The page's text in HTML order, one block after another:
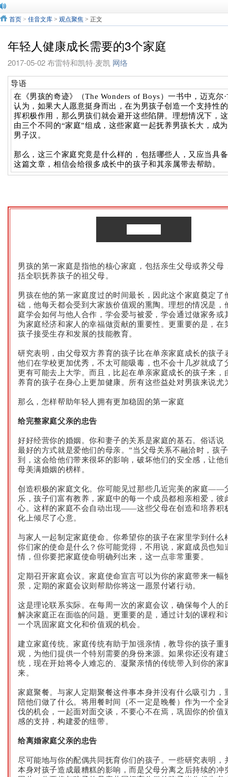
首页 > 佳音文库 > 观点聚焦 > 正文
年轻人健康成长需要的3个家庭
2017-05-02布雷特和凯特·麦凯 网络
导语
在《男孩的奇迹》（The Wonders of Boys）一书中，迈克尔
认为，如果大人愿意挺身而出，在为男孩子创造一个支持性
挥积极作用，那么男孩们就会避开这些陷阱。理想情况下，
由三个不同的“家庭”组成，这些家庭一起抚养男孩长大，成
男子汉。
那么，这三个家庭究竟是什么样的，包括哪些人，又应当具
这篇文章，相信会给很多成长中的孩子和其亲属带去帮助。
男孩的第一家庭是指他的核心家庭，包括亲生父母或养父母
括全职抚养孩子的祖父母。
男孩在他的第一家庭度过的时间最长，因此这个家庭奠定了
础，他每天都会受到大家族价值观的熏陶。理想的情况是，
庭学会如何与他人合作，学会爱与被爱，学会通过做家务或
为家庭经济和家人的幸福做贡献的重要性。更重要的是，在
孩子接受生存和发展的技能教育。
研究表明，由父母双方养育的孩子比在单亲家庭成长的孩子
他们在学校更加优秀，不太可能吸毒，也不会十几岁就成了
更有可能去上大学。而且，比起在单亲家庭成长的孩子来，
养育的孩子在身心上更加健康。所有这些益处对男孩来说尤
那么，怎样帮助年轻人拥有更加稳固的第一家庭
给完整家庭父亲的忠告
好好经营你的婚姻。你和妻子的关系是家庭的基石。俗话说
最好的方式就是爱他们的母亲。”当父母关系不融洽时，孩
到，这会给他们带来很坏的影响，破坏他们的安全感，让他
母美满婚姻的榜样。
创造积极的家庭文化。你可能见过那些几近完美的家庭——
乐，孩子们富有教养，家庭中的每一个成员都相亲相爱，彼
心。这样的家庭不会自动出现——这些父母在创造和培养积
化上倾尽了心意。
与家人一起制定家庭使命。你希望你的孩子在家里学到什么
你们家的使命是什么？你可能觉得，不用说，家庭成员也知
情，但你要把家庭使命明确列出来，这一点非常重要。
定期召开家庭会议。家庭使命宣言可以为你的家庭带来一幅
景，定期的家庭会议则帮助你将这一愿景付诸行动。
这是理论联系实际。在每周一次的家庭会议，确保每个人的
解决家庭正在面临的问题。更重要的是，通过计划的课程和
一个巩固家庭文化和价值观的机会。
建立家庭传统。家庭传统有助于加强亲情，教导你的孩子重
观，为他们提供一个特别需要的身份来源。如果你还没有建
统，现在开始将令人难忘的、凝聚亲情的传统带入到你的家
来。
家庭聚餐。与家人定期聚餐这件事本身并没有什么吸引力，
陪他们做了什么。将用餐时间（不一定是晚餐）作为一个全
伐的机会，一起面对面交谈，不要心不在焉，巩固你的价值
感的支持，构建爱的纽带。
给离婚家庭父亲的忠告
尽可能地与你的配偶共同抚育你们的孩子。一些研究表明，
本身对孩子造成最糟糕的影响，而是父母分离之后持续的冲